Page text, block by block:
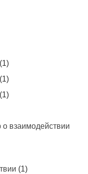
(1)
(1)
взаимодействии
(1)